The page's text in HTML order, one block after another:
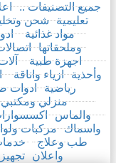
.. جميع التصنيفات ..
تعليمية
شحن
مواد غذائية
وملحقاتها
اجهزة طبية
وأحذية
ازياء واناقة
رياضية
ادوات
منزلي ومكتبي
والماس
واسماك
مركبات
طب وعلاج
واعلان